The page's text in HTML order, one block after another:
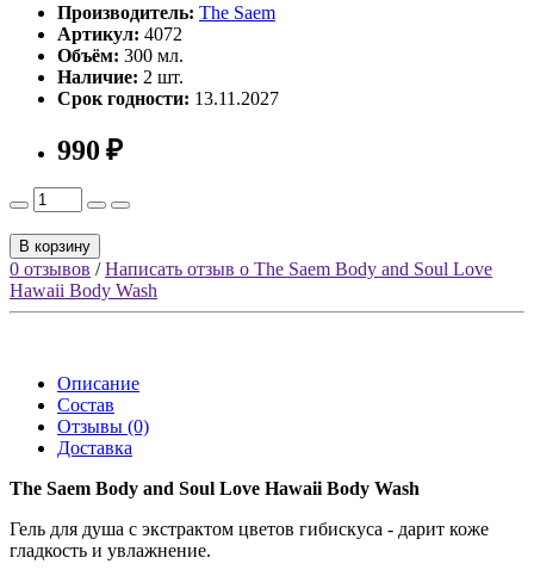
Производитель: The Saem
Артикул: 4072
Объём: 300 мл.
Наличие: 2 шт.
Срок годности: 13.11.2027
990 ₽
В корзину
0 отзывов /Написать отзыв о The Saem Body and Soul Love
Hawaii Body Wash
Описание
Состав
Отзывы (0)
Доставка
The Saem Body and Soul Love Hawaii Body Wash
Гель для душа с экстрактом цветов гибискуса - дарит коже
гладкость и увлажнение.